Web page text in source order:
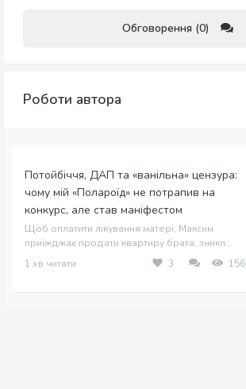
Обговорення (0)
Роботи автора
Потойбіччя, ДАП та «ванільна» цензура:
чому мій «Полароїд» не потрапив на
конкурс, але став маніфестом
Щоб оплатити лікування матері, Максим
приїжджає продати квартиру брата, зникл...
1 хв читати
3 156